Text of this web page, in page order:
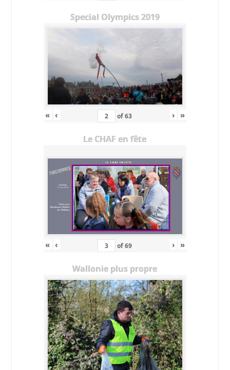
Special Olympics 2019
« ‹ of63 › »
Le CHAF en fête
« ‹ of69 › »
Wallonie plus propre